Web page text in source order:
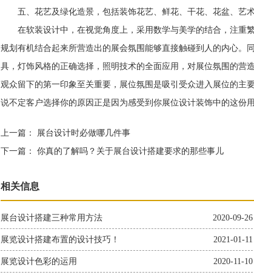
五、花艺及绿化造景，包括装饰花艺、鲜花、干花、花盆、艺术
在软装设计中，在视觉角度上，采用数学与美学的结合，注重
规划有机结合起来所营造出的展会氛围能够直接触碰到人的内心
具，灯饰风格的正确选择，照明技术的全面应用，对展位氛围的营
观众留下的第一印象至关重要，展位氛围是吸引受众进入展位的主
说不定客户选择你的原因正是因为感受到你展位设计装饰中的这份用
上一篇：
展台设计时必做哪几件事
下一篇：
你真的了解吗？关于展台设计搭建要求的那些事儿
相关信息
2020-09-26
展台设计搭建三种常用方法
2021-01-11
展览设计搭建布置的设计技巧！
2020-11-10
展览设计色彩的运用